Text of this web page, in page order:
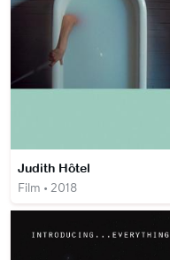
Judith Hôtel
Film • 2018